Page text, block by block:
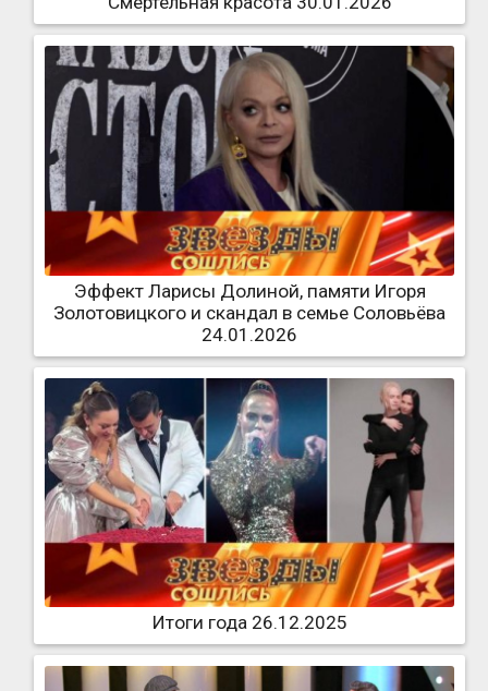
Эффект Ларисы Долиной, памяти Игоря
Золотовицкого и скандал в семье Соловьёва
24.01.2026
Итоги года 26.12.2025